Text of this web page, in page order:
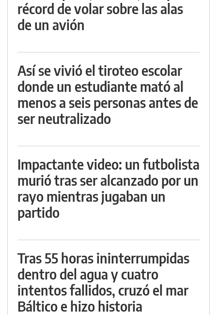
récord de volar sobre las alas
de un avión
Así se vivió el tiroteo escolar
donde un estudiante mató al
menos a seis personas antes de
ser neutralizado
Impactante video: un futbolista
murió tras ser alcanzado por un
rayo mientras jugaban un
partido
Tras 55 horas ininterrumpidas
dentro del agua y cuatro
intentos fallidos, cruzó el mar
Báltico e hizo historia